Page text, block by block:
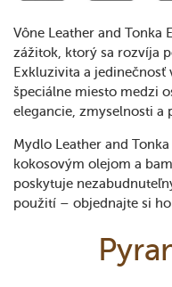
Vône Leather and Tonka
zážitok, ktorý sa rozvíja
Exkluzivita a
špeciálne miesto medzi
elegancie, zmyselnosti a
Mydlo Leather and
kokosovým olejom a
poskytuje
použití – objednajte si